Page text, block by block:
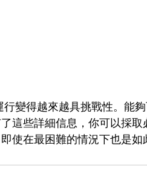
變得越來越具挑戰性。能
這些詳細信息，你可以採取
使在最困難的情況下也是如